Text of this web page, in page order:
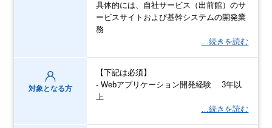
具体的には、自社サービス（出前館）のサ
ービスサイトおよび基幹システムの開発業
務
…続きを読む
対象となる方
【下記は必須】
- Webアプリケーション開発経験 3年以
上
…続きを読む